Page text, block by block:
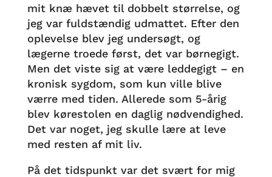
mit knæ hævet til dobbelt størrelse, og
jeg var fuldstændig udmattet. Efter den
oplevelse blev jeg undersøgt, og
lægerne troede først, det var børnegigt.
Men det viste sig at være leddegigt – en
kronisk sygdom, som kun ville blive
værre med tiden. Allerede som 5-årig
blev kørestolen en daglig nødvendighed.
Det var noget, jeg skulle lære at leve
med resten af mit liv.
På det tidspunkt var det svært for mig